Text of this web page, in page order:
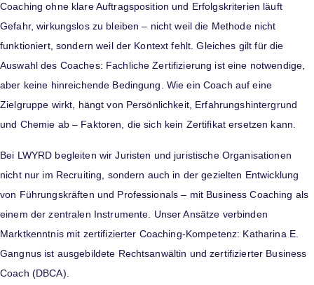
Coaching ohne klare Auftragsposition und Erfolgskriterien läuft
Gefahr, wirkungslos zu bleiben – nicht weil die Methode nicht
funktioniert, sondern weil der Kontext fehlt. Gleiches gilt für die
Auswahl des Coaches: Fachliche Zertifizierung ist eine notwendige,
aber keine hinreichende Bedingung. Wie ein Coach auf eine
Zielgruppe wirkt, hängt von Persönlichkeit, Erfahrungshintergrund
und Chemie ab – Faktoren, die sich kein Zertifikat ersetzen kann.
Bei LWYRD begleiten wir Juristen und juristische Organisationen
nicht nur im Recruiting, sondern auch in der gezielten Entwicklung
von Führungskräften und Professionals – mit Business Coaching als
einem der zentralen Instrumente. Unser Ansätze verbinden
Marktkenntnis mit zertifizierter Coaching-Kompetenz: Katharina E.
Gangnus ist ausgebildete Rechtsanwältin und zertifizierter Business
Coach (DBCA).